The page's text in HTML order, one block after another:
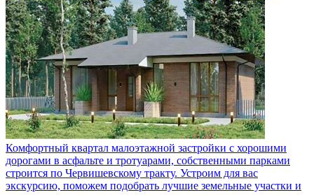
Комфортный квартал малоэтажной застройки с хорошими
дорогами в асфальте и тротуарами, собственными парками
строится по Червишевскому тракту. Устроим для вас
экскурсию, поможем подобрать лучшие земельные участки и